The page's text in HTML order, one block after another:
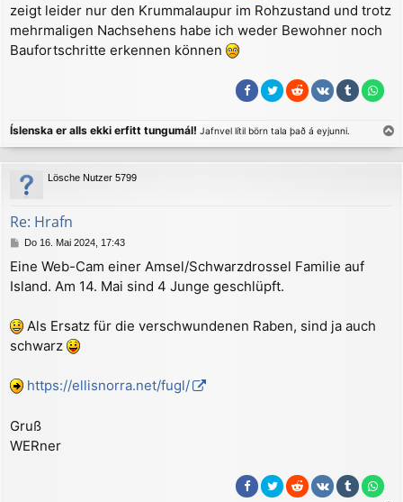
a
g
zeigt leider nur den Krummalaupur im Rohzustand und trotz
mehrmaligen Nachsehens habe ich weder Bewohner noch
Baufortschritte erkennen können
Íslenska er alls ekki erfitt tungumál! Jafnvel lítil börn tala það á eyjunni.
a
c
Lösche Nutzer 5799
Re: Hrafn
B
i
t
g
Do 16. Mai 2024, 17:43
Eine Web-Cam einer Amsel/Schwarzdrossel Familie auf
Island. Am 14. Mai sind 4 Junge geschlüpft.
Als Ersatz für die verschwundenen Raben, sind ja auch
schwarz
https://ellisnorra.net/fugl/
Gruß
WERner